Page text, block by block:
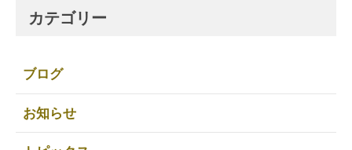
カテゴリー
ブログ
お知らせ